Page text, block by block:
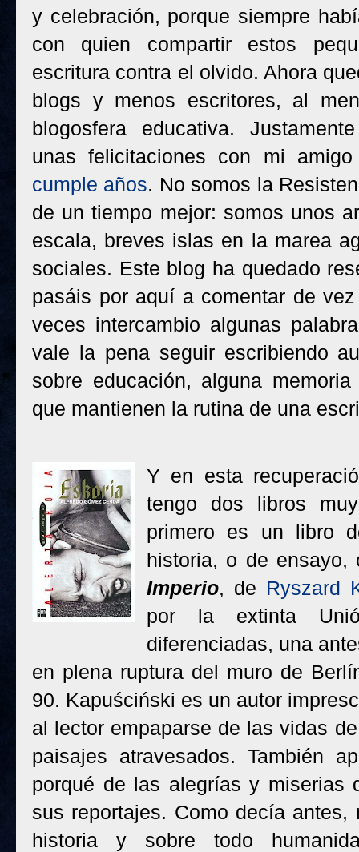
y celebración, porque siempre
con quien compartir estos
escritura contra el olvido. Ahora
blogs y menos escritores, al
blogosfera educativa.
unas felicitaciones con mi
cumple años. No somos la
de un tiempo mejor: somos unos
escala, breves islas en la marea
sociales. Este blog ha quedado
pasáis por aquí a comentar de
veces intercambio algunas
vale la pena seguir escribiendo
sobre educación, alguna
que mantienen la rutina de una
Y en esta
tengo dos libros
primero es un libro
historia, o de
Imperio, de Ryszard
por la extinta
diferenciadas, una
en plena ruptura del muro de
90. Kapuściński es un autor
al lector empaparse de las vidas
paisajes atravesados. También
porqué de las alegrías y miserias
sus reportajes. Como decía
historia y sobre todo